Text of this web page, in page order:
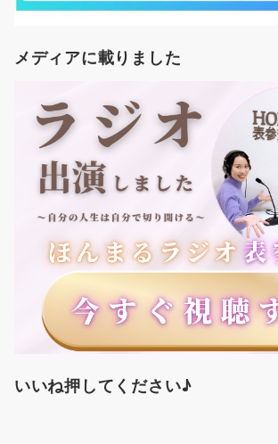
メディアに載りました
いいね押してください♪